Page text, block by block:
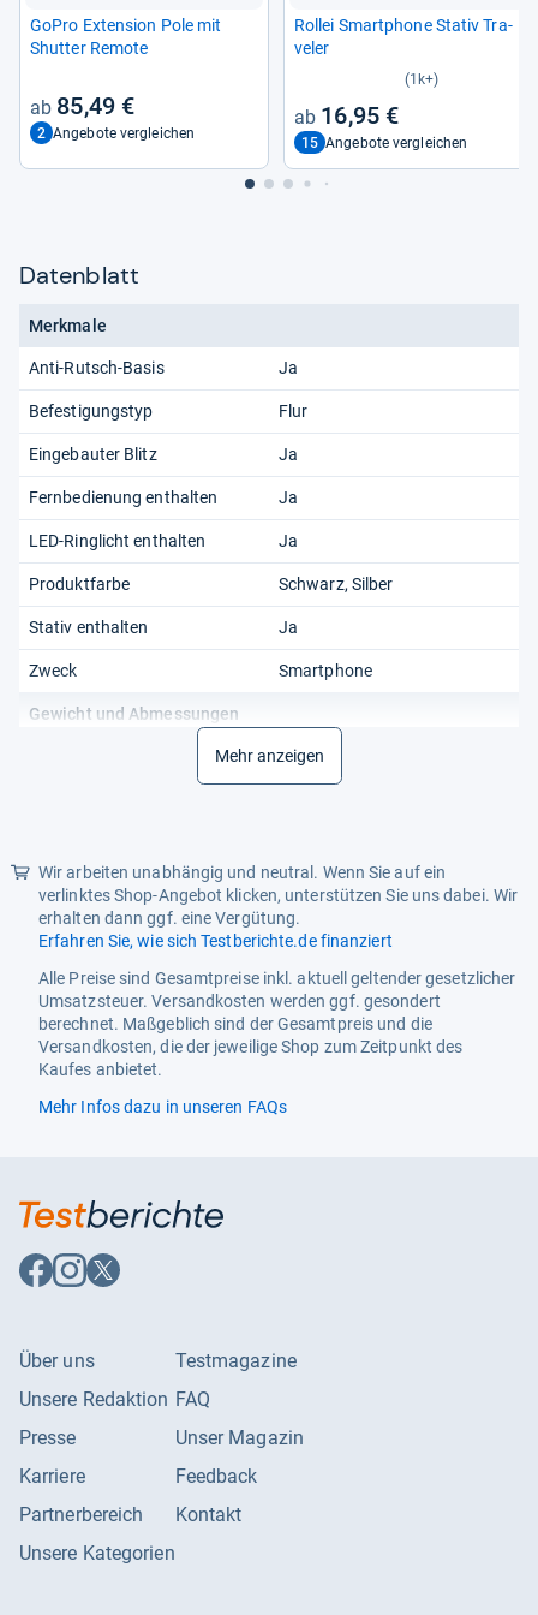
GoPro Exten­sion Pole mit
Shut­ter Remote
85,49 €
2 Angebote vergleichen
Rol­lei Smart­phone Sta­tiv Tra­
ve­ler
(1k+)
16,95 €
15 Angebote vergleichen
Datenblatt
Merkmale
Anti-Rutsch-Basis Ja
Befestigungstyp Flur
Eingebauter Blitz Ja
Fernbedienung enthalten Ja
LED-Ringlicht enthalten Ja
Produktfarbe Schwarz, Silber
Stativ enthalten Ja
Zweck Smartphone
Gewicht und Abmessungen
750 g
Bluetooth Ja
Lichtquelle
Anzahl Lampe(n) 120 Lampen
Farbtemperatur 6000 K
Lampentyp LED
Verpackungsdaten
Mehr anzeigen
Wir arbeiten unabhängig und neutral. Wenn Sie auf ein
verlinktes Shop-Angebot klicken, unterstützen Sie uns dabei. Wir
erhalten dann ggf. eine Vergütung.
Erfahren Sie, wie sich Testberichte.de finanziert
Alle Preise sind Gesamtpreise inkl. aktuell geltender gesetzlicher
Umsatzsteuer. Versandkosten werden ggf. gesondert
berechnet. Maßgeblich sind der Gesamtpreis und die
Versandkosten, die der jeweilige Shop zum Zeitpunkt des
Kaufes anbietet.
Mehr Infos dazu in unseren FAQs
Auf
Facebook
Auf
Instagram
Auf
X
Über uns
Unsere Redaktion
Presse
Karriere
Partnerbereich
Unsere Kategorien
Testmagazine
FAQ
Unser Magazin
Feedback
Kontakt